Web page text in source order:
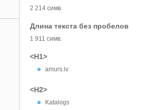
2 214 симв.
Длина текста без пробелов
1 911 симв.
<H1>
amurs.lv
<H2>
Katalogs